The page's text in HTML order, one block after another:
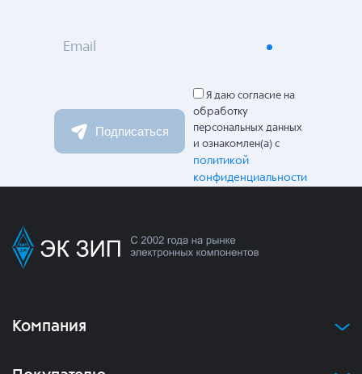
Email
Подписаться
Я даю согласие на
обработку
персональных данных
и ознакомлен(а) с
политикой
конфиденциальности
Компания